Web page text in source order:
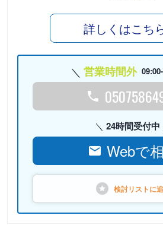
詳しくはこち
営業時間外
24時間受付中
Webで
検討リストに